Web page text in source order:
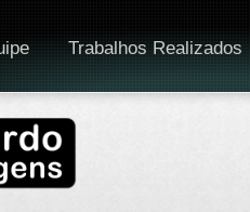
Trabalhos Realizados